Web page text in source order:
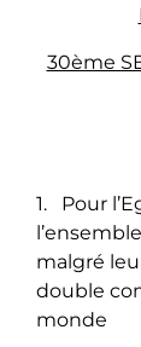
30ème
1. Pour
malgré
double
monde